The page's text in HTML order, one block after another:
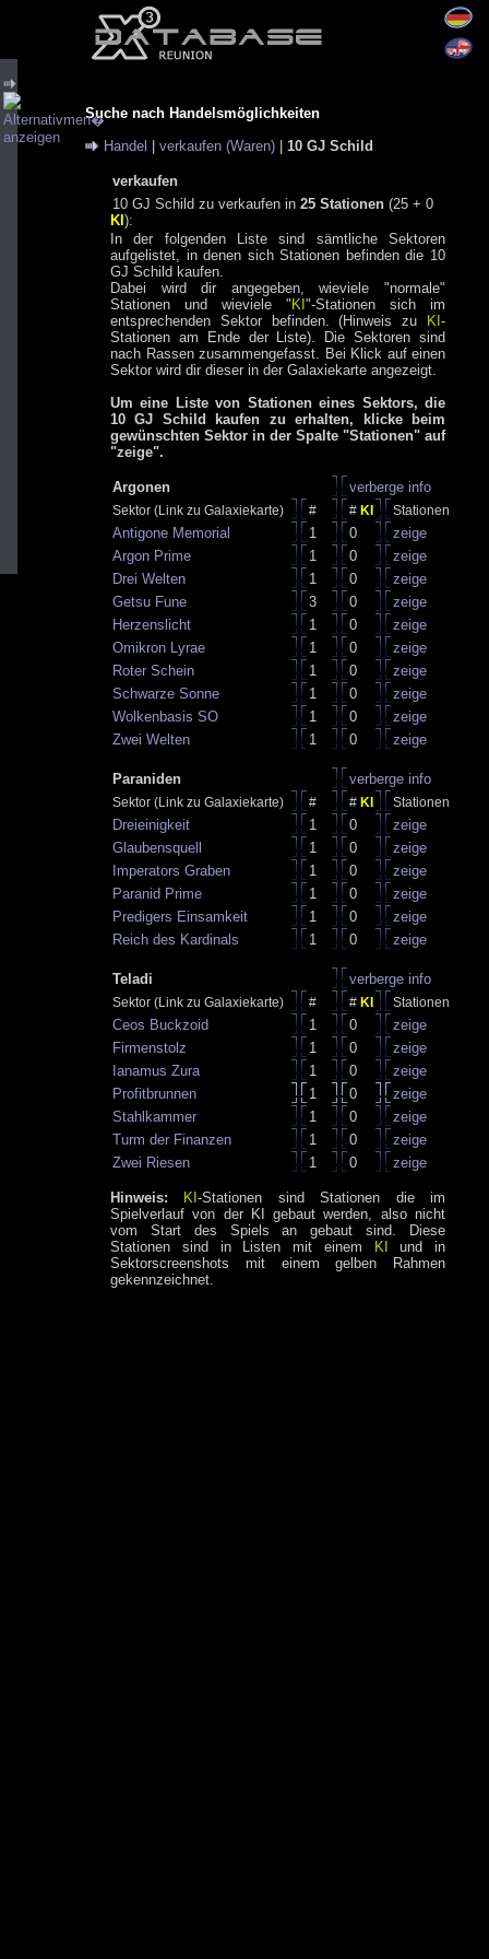
Suche nach Handelsmöglichkeiten
Handel
verkaufen (Waren) 10 GJ Schild
verkaufen
10 GJ Schild zu verkaufen in 25 Stationen (25 + 0
KI ):
In der folgenden Liste sind sämtliche Sektoren
aufgelistet, in denen sich Stationen befinden die 10
GJ Schild kaufen.
Dabei wird dir angegeben, wieviele "normale"
Stationen und wieviele " KI "-Stationen sich im
entsprechenden Sektor befinden. (Hinweis zu
KI -
Stationen am Ende der Liste). Die Sektoren sind
nach Rassen zusammengefasst. Bei Klick auf einen
Sektor wird dir dieser in der Galaxiekarte angezeigt.
Um eine Liste von Stationen eines Sektors, die
10 GJ Schild kaufen zu erhalten, klicke beim
gewünschten Sektor in der Spalte "Stationen" auf
"zeige".
Argonen verberge info
Sektor (Link zu Galaxiekarte) # # KI Stationen
Antigone Memorial 1 0
zeige
Argon Prime
1 0
zeige
Drei Welten
1 0
zeige
Getsu Fune
3 0
zeige
Herzenslicht
1 0
zeige
Omikron Lyrae
1 0
zeige
Roter Schein
1 0
zeige
Schwarze Sonne
1 0
zeige
Wolkenbasis SO
1 0
zeige
Zwei Welten
1 0 zeige
Paraniden verberge info
Sektor (Link zu Galaxiekarte) # # KI Stationen
Dreieinigkeit 1 0
zeige
Glaubensquell
1 0
zeige
Imperators Graben
1 0
zeige
Paranid Prime
1 0
zeige
Predigers Einsamkeit
1 0
zeige
Reich des Kardinals
1 0 zeige
Teladi verberge info
Sektor (Link zu Galaxiekarte) # # KI Stationen
Ceos Buckzoid 1 0
zeige
Firmenstolz
1 0
zeige
Ianamus Zura
1 0
zeige
Profitbrunnen
1 0
zeige
Stahlkammer
1 0
zeige
Turm der Finanzen
1 0
zeige
Zwei Riesen
1 0 zeige
Hinweis: KI-Stationen sind Stationen die im
Spielverlauf von der KI gebaut werden, also nicht
vom Start des Spiels an gebaut sind. Diese
Stationen sind in Listen mit einem
KI
und in
Sektorscreenshots mit einem gelben Rahmen
gekennzeichnet.